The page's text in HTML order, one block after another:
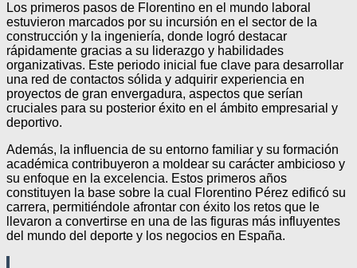
Los primeros pasos de Florentino en el mundo laboral
estuvieron marcados por su incursión en el sector de la
construcción y la ingeniería, donde logró destacar
rápidamente gracias a su liderazgo y habilidades
organizativas. Este periodo inicial fue clave para desarrollar
una red de contactos sólida y adquirir experiencia en
proyectos de gran envergadura, aspectos que serían
cruciales para su posterior éxito en el ámbito empresarial y
deportivo.
Además, la influencia de su entorno familiar y su formación
académica contribuyeron a moldear su carácter ambicioso y
su enfoque en la excelencia. Estos primeros años
constituyen la base sobre la cual Florentino Pérez edificó su
carrera, permitiéndole afrontar con éxito los retos que le
llevaron a convertirse en una de las figuras más influyentes
del mundo del deporte y los negocios en España.